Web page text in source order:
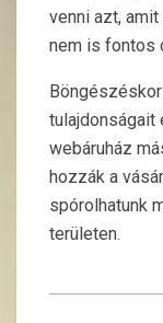
venni azt,
nem is fontos
tulajdonságait
webáruház
hozzák a
spórolhatunk
területen.